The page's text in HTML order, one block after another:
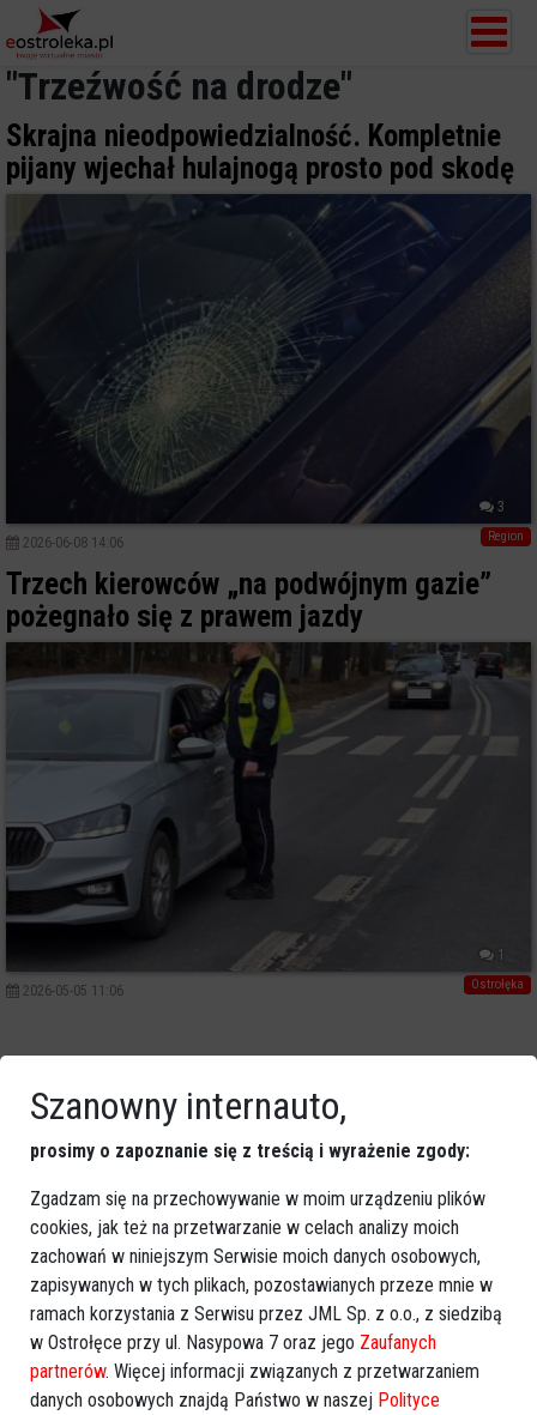
"Trzeźwość na drodze"
Skrajna nieodpowiedzialność. Kompletnie
pijany wjechał hulajnogą prosto pod skodę
3
Region
2026-06-08 14:06
Trzech kierowców „na podwójnym gazie”
pożegnało się z prawem jazdy
1
Ostrołęka
2026-05-05 11:06
Szanowny internauto,
prosimy o zapoznanie się z treścią i wyrażenie zgody:
Zgadzam się na przechowywanie w moim urządzeniu plików
cookies, jak też na przetwarzanie w celach analizy moich
zachowań w niniejszym Serwisie moich danych osobowych,
zapisywanych w tych plikach, pozostawianych przeze mnie w
ramach korzystania z Serwisu przez JML Sp. z o.o., z siedzibą
w Ostrołęce przy ul. Nasypowa 7 oraz jego Zaufanych
partnerów. Więcej informacji związanych z przetwarzaniem
danych osobowych znajdą Państwo w naszej Polityce